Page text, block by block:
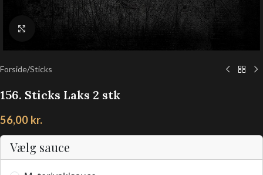
Klik for at forstørre
Forside/Sticks
156. Sticks Laks 2 stk
56,00 kr.